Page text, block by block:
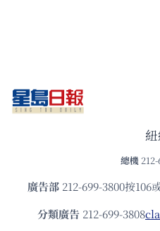
總機
廣告部212-699-3800按106
分類廣告 212-699-3808